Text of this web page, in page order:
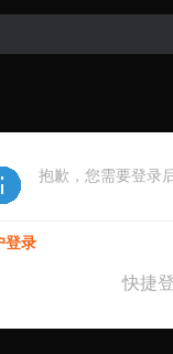
抱歉，您需要登录
登录
快捷